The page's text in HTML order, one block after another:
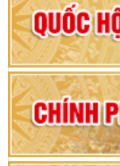
80
vì
Bộ